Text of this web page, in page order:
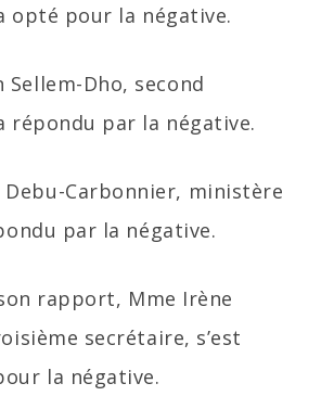
opté pour la négative.
Sellem-Dho, second
répondu par la négative.
Debu-Carbonnier, ministère
par la négative.
rapport, Mme Irène
secrétaire, s’est
la négative.